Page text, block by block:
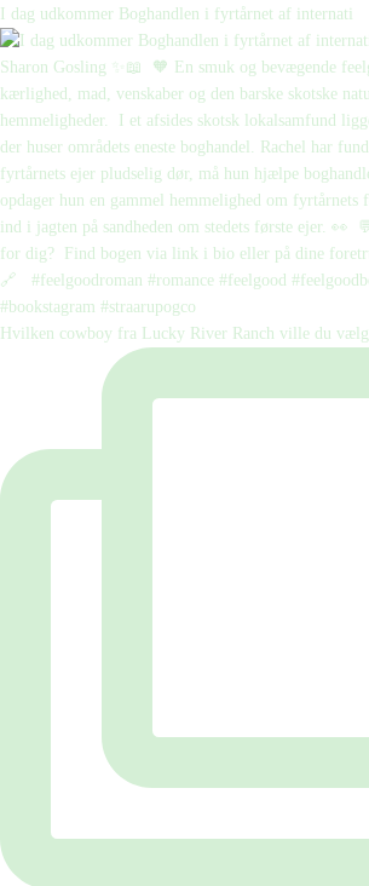
I dag udkommer Boghandlen i fyrtårnet af internati
Hvilken cowboy fra Lucky River Ranch ville du vælg